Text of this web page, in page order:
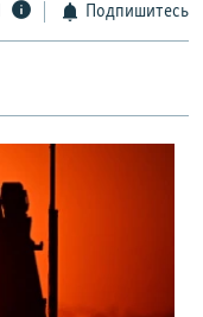
Подпишитесь